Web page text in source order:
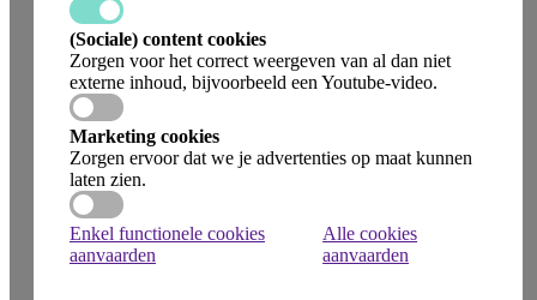
zo
03/01
11.00
Eucharistie
10/01
11.00
17/01
11.00
Eucharistie
(Sociale) content cookies
Zorgen voor het correct weergeven van al dan niet
externe inhoud, bijvoorbeeld een Youtube-video.
Marketing cookies
Zorgen ervoor dat we je advertenties op maat kunnen
laten zien.
Enkel functionele cookies
aanvaarden
Alle cookies
aanvaarden